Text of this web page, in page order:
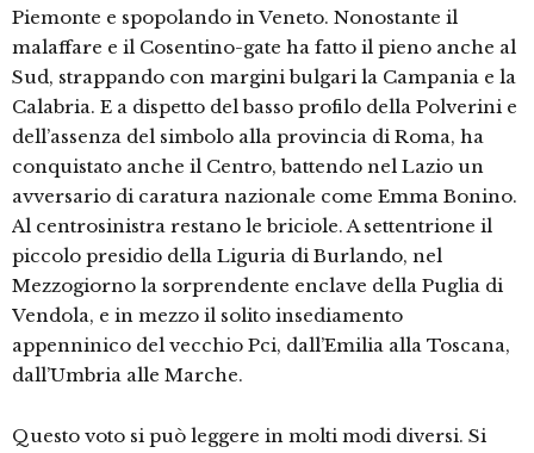
Piemonte e spopolando in Veneto. Nonostante il
malaffare e il Cosentino-gate ha fatto il pieno anche al
Sud, strappando con margini bulgari la Campania e la
Calabria. E a dispetto del basso profilo della Polverini e
dell’assenza del simbolo alla provincia di Roma, ha
conquistato anche il Centro, battendo nel Lazio un
avversario di caratura nazionale come Emma Bonino.
Al centrosinistra restano le briciole. A settentrione il
piccolo presidio della Liguria di Burlando, nel
Mezzogiorno la sorprendente enclave della Puglia di
Vendola, e in mezzo il solito insediamento
appenninico del vecchio Pci, dall’Emilia alla Toscana,
dall’Umbria alle Marche.
Questo voto si può leggere in molti modi diversi. Si